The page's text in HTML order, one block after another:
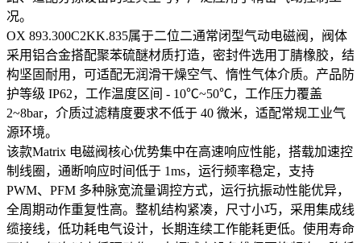
况。
OX 893.300C2KK.835属于二位二通常闭型气动电磁阀，阀体
采用铝合金搭配聚苯硫醚材质打造，密封件选用丁腈橡胶，结
构坚固耐用，可适配无润滑干燥空气、惰性气体介质。产品防
护等级 IP62，工作温度区间 - 10℃~50℃，工作压力覆盖
2~8bar，介质过滤精度要求不低于 40 微米，适配常规工业气
源环境。
该款Matrix 电磁阀核心优势集中在高速响应性能，搭载加速控
制线圈，通断响应时间低于 1ms，运行频率稳定，支持
PWM、PFM 多种脉宽流量调控方式，运行抗振动性能优异，
全周期动作重复性高。整机结构紧凑，尺寸小巧，采用集成线
缆接线，低功耗电气设计，长期连续工作能耗更低。使用寿命